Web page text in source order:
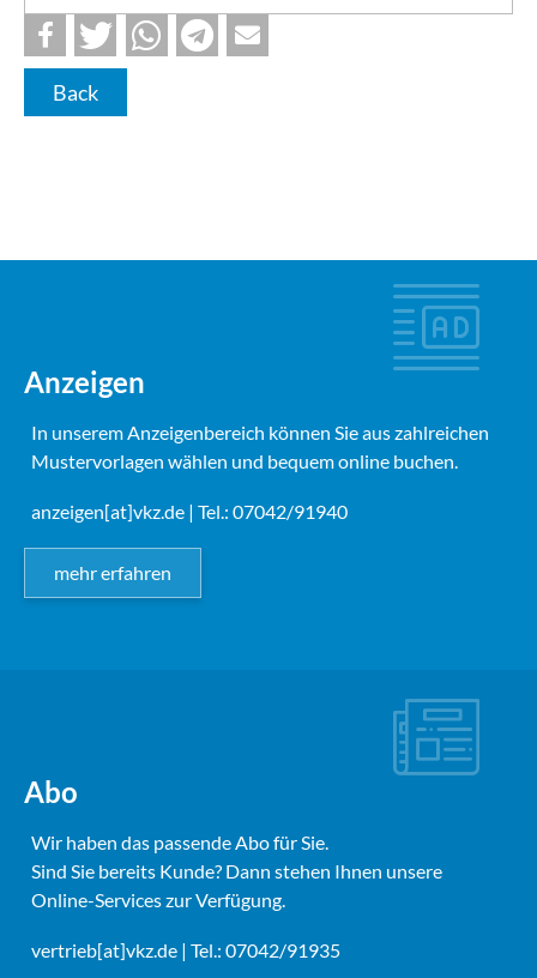
Back
Anzeigen
In unserem Anzeigenbereich können Sie aus zahlreichen
Mustervorlagen wählen und bequem online buchen.
anzeigen[at]vkz.de | Tel.: 07042/91940
mehr erfahren
Abo
Wir haben das passende Abo für Sie.
Sind Sie bereits Kunde? Dann stehen Ihnen unsere
Online-Services zur Verfügung.
vertrieb[at]vkz.de | Tel.: 07042/91935